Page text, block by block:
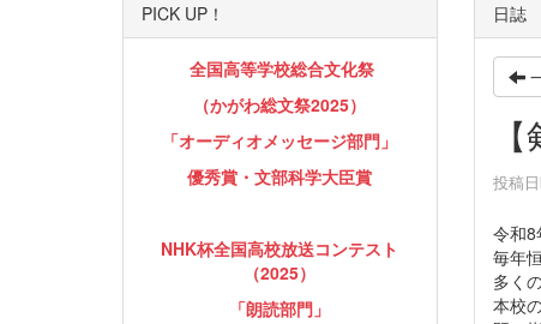
日誌
投稿
令和8
毎年
多く
本校
PICK UP！
全国高等学校総合文化祭
（かがわ総文祭2025）
「オーディオメッセージ部門」
優秀賞・文部科学大臣賞
NHK杯全国高校放送コンテスト
（2025）
「朗読部門」